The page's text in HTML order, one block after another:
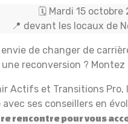
🗓️ Mardi 15 octobre
📍 devant les locaux de
de changer de
une reconversion ? Montez
Actifs et Transitions Pro,
ses conseillers en
rencontre pour vous